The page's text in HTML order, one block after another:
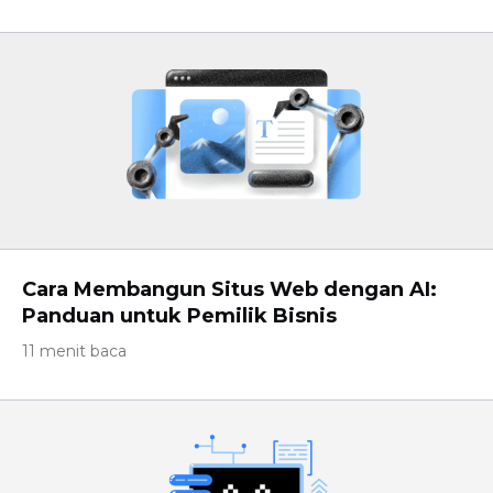
Cara Membangun Situs Web dengan AI:
Panduan untuk Pemilik Bisnis
11 menit baca